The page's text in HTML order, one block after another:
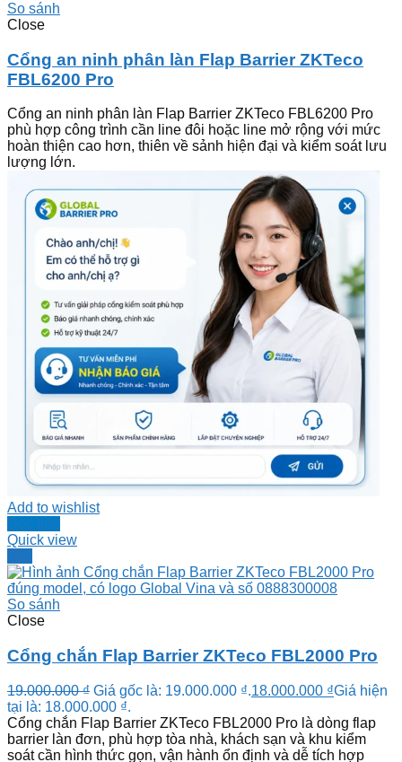
So sánh
Close
Cổng an ninh phân làn Flap Barrier ZKTeco
FBL6200 Pro
Cổng an ninh phân làn Flap Barrier ZKTeco FBL6200 Pro
phù hợp công trình cần line đôi hoặc line mở rộng với mức
hoàn thiện cao hơn, thiên về sảnh hiện đại và kiểm soát lưu
lượng lớn.
Add to wishlist
Đọc tiếp
Quick view
So sánh
Close
Cổng chắn Flap Barrier ZKTeco FBL2000 Pro
19.000.000₫ Giá gốc là: 19.000.000 ₫.18.000.000 ₫Giá hiện
tại là: 18.000.000 ₫.
Cổng chắn Flap Barrier ZKTeco FBL2000 Pro là dòng flap
barrier làn đơn, phù hợp tòa nhà, khách sạn và khu kiểm
soát cần hình thức gọn, vận hành ổn định và dễ tích hợp